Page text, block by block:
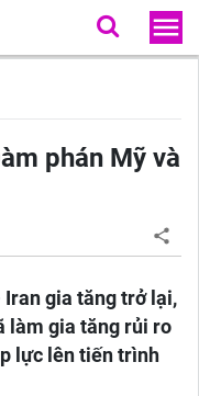
phán Mỹ và
Iran gia tăng trở lại,
làm gia tăng rủi ro
lực lên tiến trình